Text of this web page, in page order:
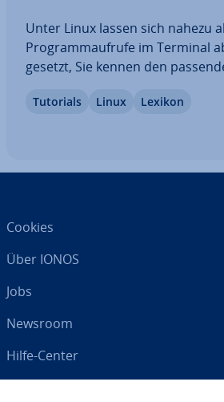
Unter Linux lassen sich nahezu
Pro­gramm­auf­ru­fe im Terminal
ge­setzt, Sie kennen den
Einstig in die Arbeit mit dem
Tutorials Linux Lexikon
Cookies
Über IONOS
Jobs
Newsroom
Hilfe-Center